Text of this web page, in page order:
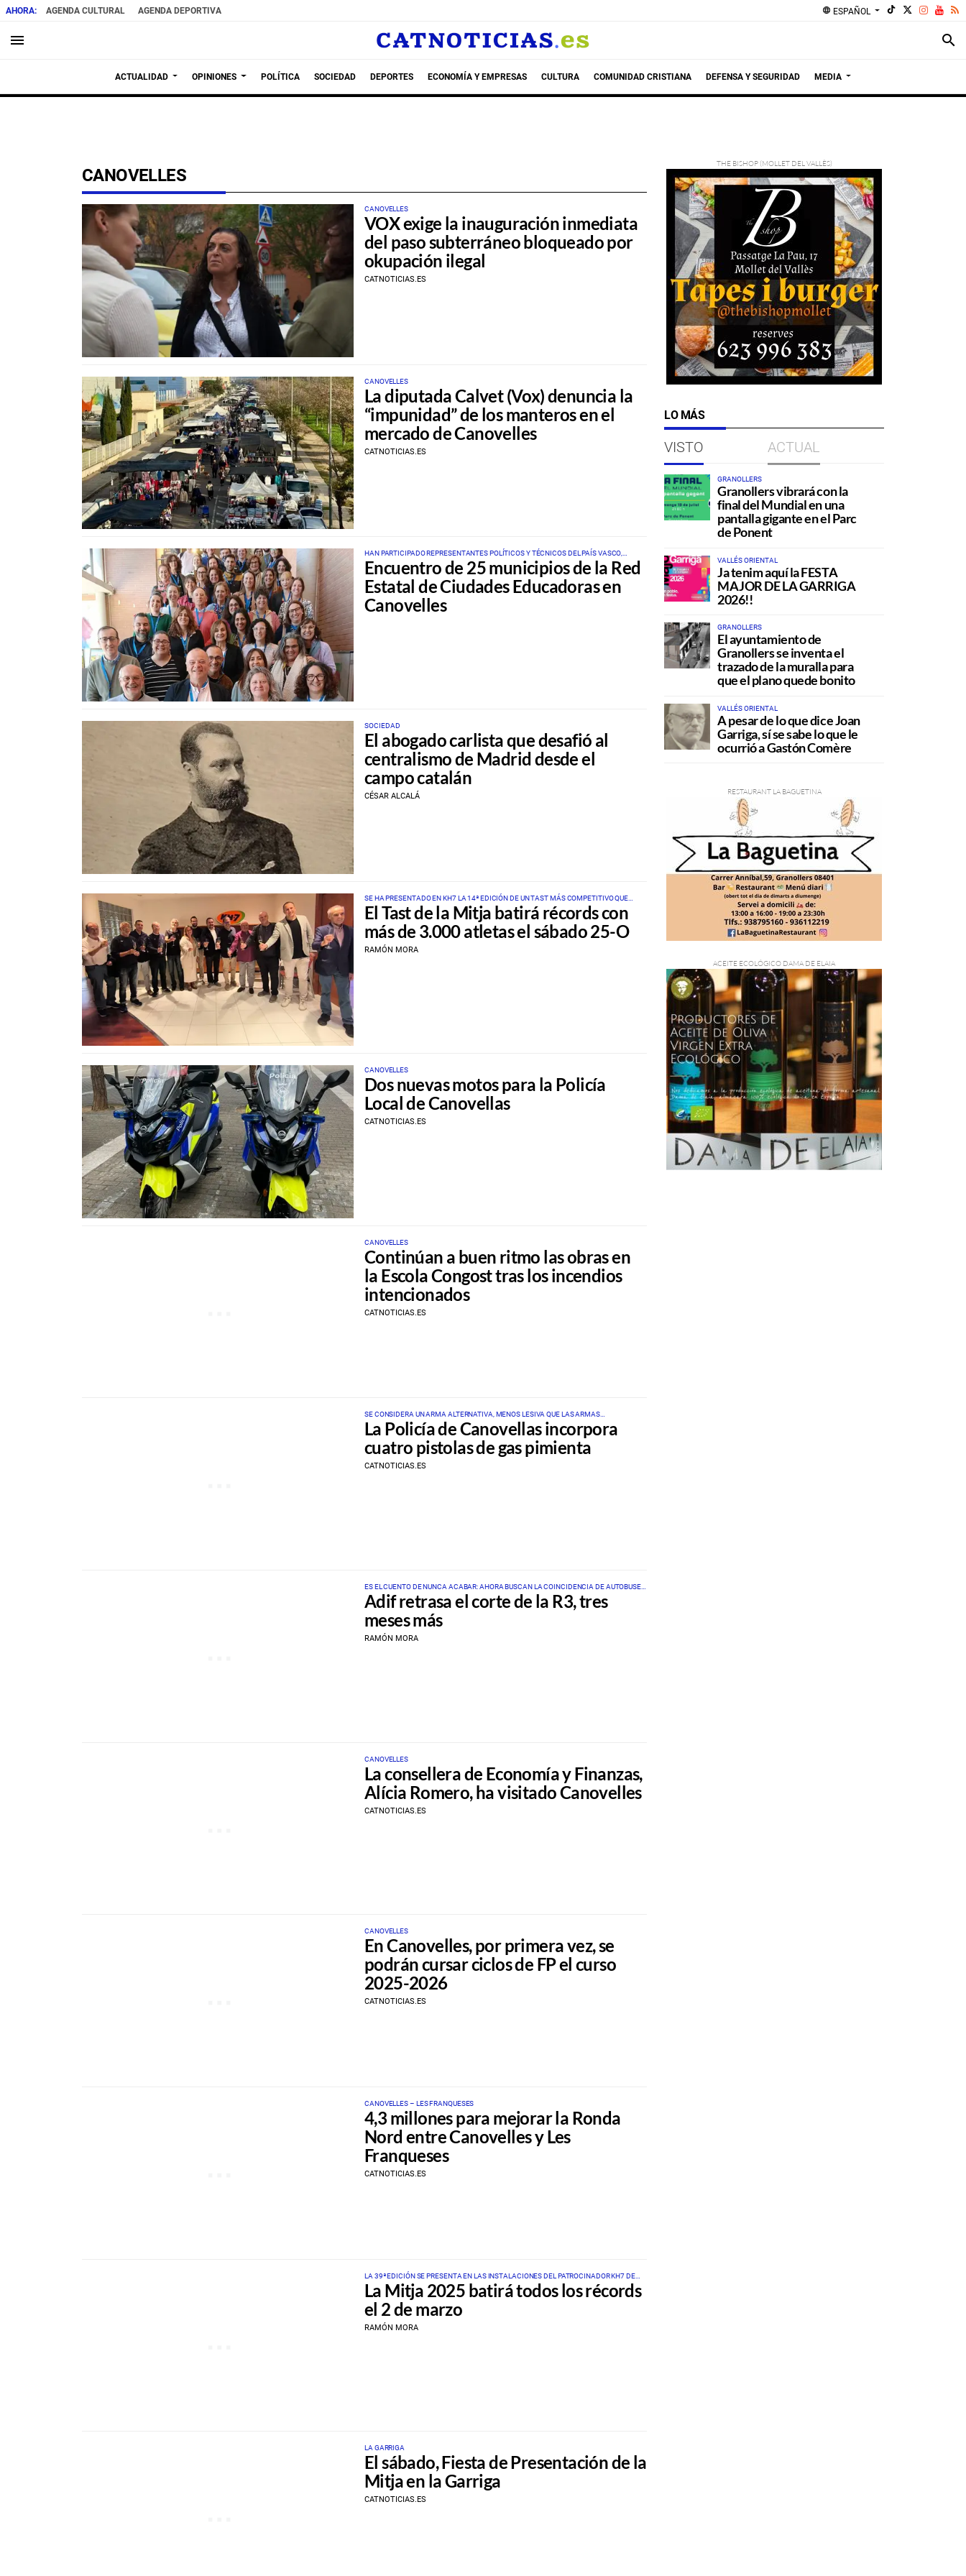
AGENDA CULTURAL AGENDA DEPORTIVA language ESPAÑOL
menu search
ACTUALIDAD OPINIONES POLÍTICA SOCIEDAD DEPORTES ECONOMÍA Y EMPRESAS CULTURA COMUNIDAD CRISTIANA DEFENSA Y SEGURIDAD MEDIA
CANOVELLES
CANOVELLES
VOX exige la inauguración inmediata
del paso subterráneo bloqueado por
okupación ilegal
CATNOTICIAS.ES
CANOVELLES
La diputada Calvet (Vox) denuncia la
“impunidad” de los manteros en el
mercado de Canovelles
CATNOTICIAS.ES
HAN PARTICIPADO REPRESENTANTES POLÍTICOS Y TÉCNICOS DEL PAÍS VASCO,
ANDALUCÍA, GALICIA, ASTURIAS Y LA COMUNIDAD VALENCIANA
Encuentro de 25 municipios de la Red
Estatal de Ciudades Educadoras en
Canovelles
SOCIEDAD
El abogado carlista que desafió al
centralismo de Madrid desde el
campo catalán
CÉSAR ALCALÁ
SE HA PRESENTADO EN KH7 LA 14ª EDICIÓN DE UN TAST MÁS COMPETITIVO QUE
NUNCA
El Tast de la Mitja batirá récords con
más de 3.000 atletas el sábado 25-O
RAMÓN MORA
CANOVELLES
Dos nuevas motos para la Policía
Local de Canovellas
CATNOTICIAS.ES
CANOVELLES
Continúan a buen ritmo las obras en
la Escola Congost tras los incendios
intencionados
CATNOTICIAS.ES
SE CONSIDERA UN ARMA ALTERNATIVA, MENOS LESIVA QUE LAS ARMAS
CONVENCIONALES
La Policía de Canovellas incorpora
cuatro pistolas de gas pimienta
CATNOTICIAS.ES
ES EL CUENTO DE NUNCA ACABAR: AHORA BUSCAN LA COINCIDENCIA DE AUTOBUSES
Y FECHAS ENTRE LA R3 Y R4
Adif retrasa el corte de la R3, tres
meses más
RAMÓN MORA
CANOVELLES
La consellera de Economía y Finanzas,
Alícia Romero, ha visitado Canovelles
CATNOTICIAS.ES
CANOVELLES
En Canovelles, por primera vez, se
podrán cursar ciclos de FP el curso
2025-2026
CATNOTICIAS.ES
CANOVELLES – LES FRANQUESES
4,3 millones para mejorar la Ronda
Nord entre Canovelles y Les
Franqueses
CATNOTICIAS.ES
LA 39ª EDICIÓN SE PRESENTA EN LAS INSTALACIONES DEL PATROCINADOR KH7 DE
CANOVELLAS
La Mitja 2025 batirá todos los récords
el 2 de marzo
RAMÓN MORA
LA GARRIGA
El sábado, Fiesta de Presentación de la
Mitja en la Garriga
CATNOTICIAS.ES
LO MÁS
VISTO ACTUAL
GRANOLLERS
Granollers vibrará con la
final del Mundial en una
pantalla gigante en el Parc
de Ponent
VALLÉS ORIENTAL
Ja tenim aquí la FESTA
MAJOR DE LA GARRIGA
2026!!
GRANOLLERS
El ayuntamiento de
Granollers se inventa el
trazado de la muralla para
que el plano quede bonito
VALLÉS ORIENTAL
A pesar de lo que dice Joan
Garriga, sí se sabe lo que le
ocurrió a Gastón Comère